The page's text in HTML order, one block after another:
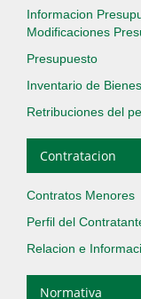
Informacion
Modificaciones
Presupuesto
Inventario de Bienes
Retribuciones del
Contratacion
Contratos Menores
Perfil del
Relacion e
Normativa